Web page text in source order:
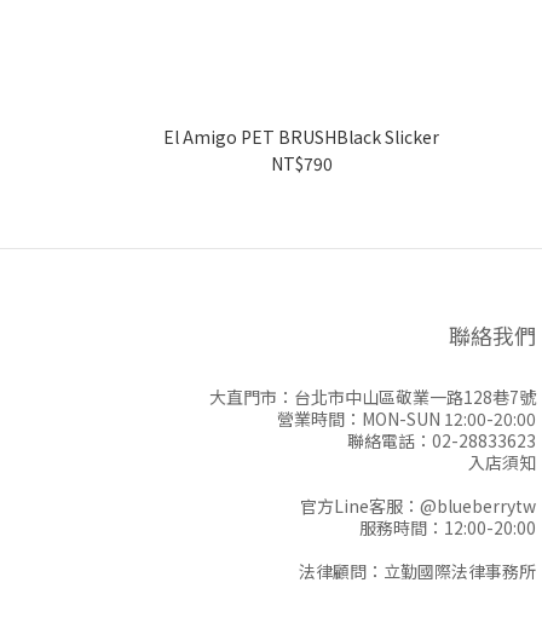
El Amigo PET BRUSHBlack Slicker
NT$790
聯絡我們
大直門市：台北市中山區敬業一路128巷7號
營業時間：MON-SUN 12:00-20:00
聯絡電話：02-28833623
入店須知
官方Line客服： @blueberrytw
服務時間：12:00-20:00
法律顧問：立勤國際法律事務所